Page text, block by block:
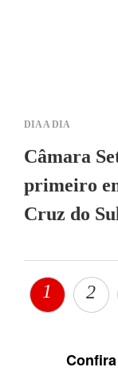
DIA A DIA
Câmara
primeiro
Cruz do
1 2